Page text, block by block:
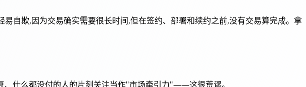
自欺,因为交易确实需要很长时间,但在签约、部署和续约之前,没有交易算完成。拿
什么都没付的人的片刻关注当作"市场牵引力"——这很荒谬。